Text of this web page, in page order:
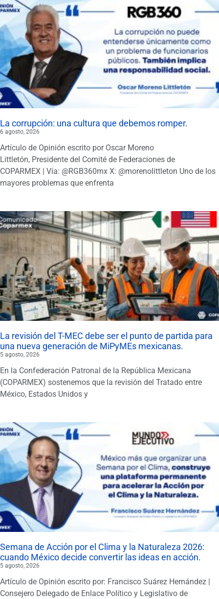
La corrupción: una cultura que debemos romper.
6 agosto, 2026
Artículo de Opinión escrito por Oscar Moreno
Littletón, Presidente del Comité de Federaciones de
COPARMEX | Vía: @RGB360mx X: @morenolittleton Uno de los
mayores problemas que enfrenta
La revisión del T-MEC debe ser el punto de partida para
una nueva generación de MiPyMEs mexicanas.
5 agosto, 2026
En la Confederación Patronal de la República Mexicana
(COPARMEX) sostenemos que la revisión del Tratado entre
México, Estados Unidos y
Semana de Acción por el Clima y la Naturaleza 2026:
cuando México decide convertir las ideas en acción.
5 agosto, 2026
Artículo de Opinión escrito por: Francisco Suárez Hernández |
Consejero Delegado de Enlace Político y Legislativo de